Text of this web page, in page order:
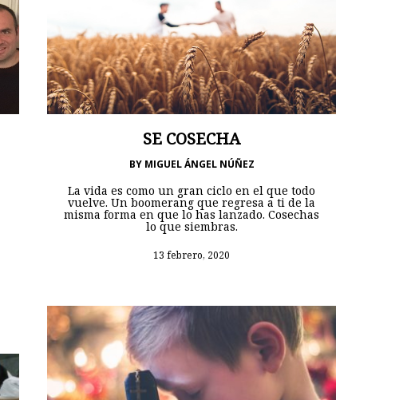
SE COSECHA
BY MIGUEL ÁNGEL NÚÑEZ
La vida es como un gran ciclo en el que todo
vuelve. Un boomerang que regresa a ti de la
misma forma en que lo has lanzado. Cosechas
lo que siembras.
13 febrero, 2020